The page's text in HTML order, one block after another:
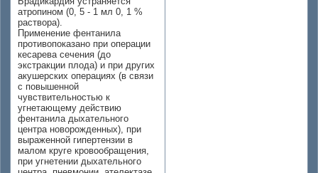
атропином (0, 5 - 1 мл 0, 1 %
раствора).
Применение фентанила
противопоказано при операции
кесарева сечения (до
экстракции плода) и при других
акушерских операциях (в связи
с повышенной
чувствительностью к
угнетающему действию
фентанила дыхательного
центра новорожденных), при
выраженной гипертензии в
малом круге кровообращения,
при угнетении дыхательного